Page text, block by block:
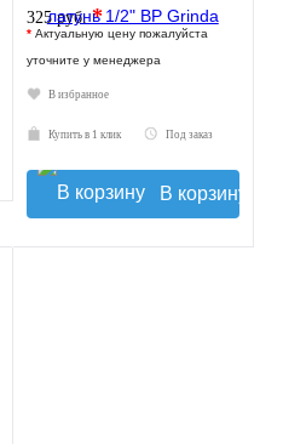
325 руб.*
* Актуальную цену пожалуйста
уточните у менеджера
В избранное
Купить в 1 клик Под заказ
В корзину